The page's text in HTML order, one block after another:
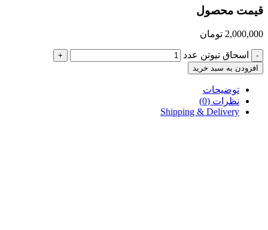
قیمت محصول
2,000,000 تومان
- اسحاق تیوتن عدد
+
افزودن به سبد خرید
توضیحات
نظرات (0)
Shipping & Delivery